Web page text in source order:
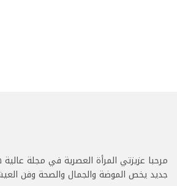
مرحبا عزيزتي المرأة العصرية في مجلة
جديد يخص الموضة والجمال والصحة وفن